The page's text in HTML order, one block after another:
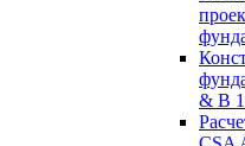
& В